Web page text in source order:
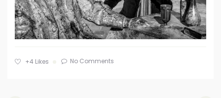
+4 Likes No Comments